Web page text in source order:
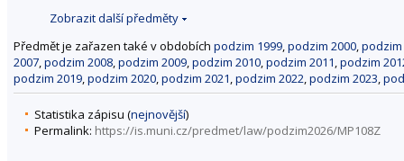
Zobrazit další předměty
Předmět je zařazen také v obdobích podzim 1999,podzim 2000,podzim
2007,podzim 2008,podzim 2009,podzim 2010,podzim 2011,podzim
podzim 2019,podzim 2020,podzim 2021,podzim 2022,podzim 2023,
Statistika zápisu (nejnovější)
Permalink: https://is.muni.cz/predmet/law/podzim2026/MP108Z